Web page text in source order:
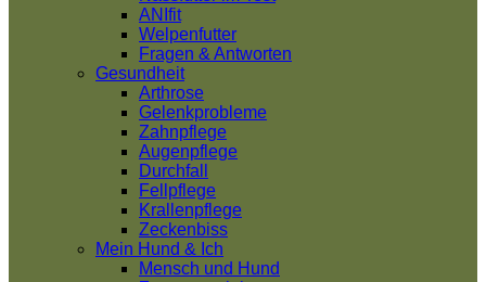
ANIfit
Welpenfutter
Fragen & Antworten
Gesundheit
Arthrose
Gelenkprobleme
Zahnpflege
Augenpflege
Durchfall
Fellpflege
Krallenpflege
Zeckenbiss
Mein Hund & Ich
Mensch und Hund